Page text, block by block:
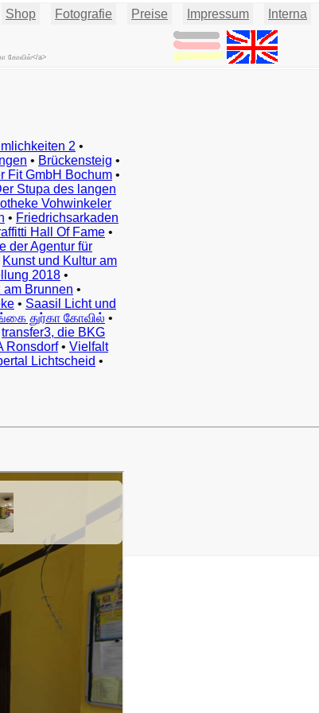
Shop Fotografie Preise Impressum Interna
கோவில்</a>
2 •
• Brückensteig •
Fit GmbH Bochum •
Stupa des langen
Vohwinkeler
• Friedrichsarkaden
Hall Of Fame •
der Agentur für
Kunst und Kultur am
2018 •
am Brunnen •
• Saasil Licht und
துர்கா கோவில் •
transfer3, die BKG
Ronsdorf• Vielfalt
Lichtscheid •